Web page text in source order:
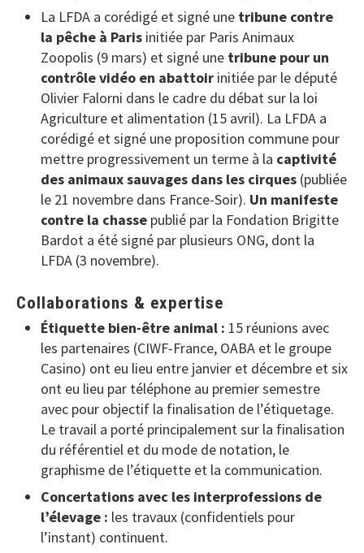
La LFDA a corédigé et signé une tribune contre
la pêche à Paris initiée par Paris Animaux
Zoopolis (9 mars) et signé une tribune pour un
contrôle vidéo en abattoir initiée par le député
Olivier Falorni dans le cadre du débat sur la loi
Agriculture et alimentation (15 avril). La LFDA a
corédigé et signé une proposition commune pour
mettre progressivement un terme à la captivité
des animaux sauvages dans les cirques (publiée
le 21 novembre dans France-Soir). Un manifeste
contre la chasse publié par la Fondation Brigitte
Bardot a été signé par plusieurs ONG, dont la
LFDA (3 novembre).
Collaborations & expertise
Étiquette bien-être animal : 15 réunions avec
les partenaires (CIWF-France, OABA et le groupe
Casino) ont eu lieu entre janvier et décembre et six
ont eu lieu par téléphone au premier semestre
avec pour objectif la finalisation de l’étiquetage.
Le travail a porté principalement sur la finalisation
du référentiel et du mode de notation, le
graphisme de l’étiquette et la communication.
Concertations avec les interprofessions de
l’élevage : les travaux (confidentiels pour
l’instant) continuent.